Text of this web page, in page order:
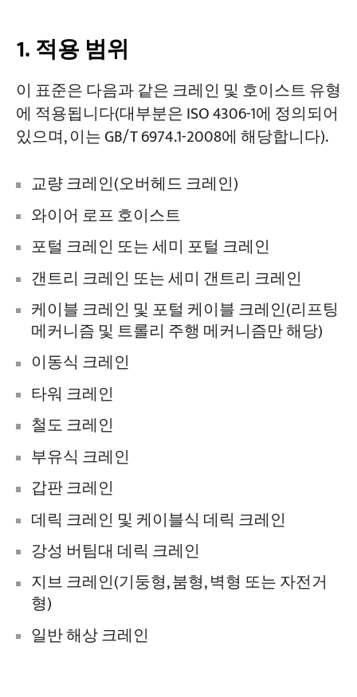
1. 적용 범위
이 표준은 다음과 같은 크레인 및 호이스트 유형
에 적용됩니다(대부분은 ISO 4306-1에 정의되어
있으며, 이는 GB/T 6974.1-2008에 해당합니다).
교량 크레인(오버헤드 크레인)
와이어 로프 호이스트
포털 크레인 또는 세미 포털 크레인
갠트리 크레인 또는 세미 갠트리 크레인
케이블 크레인 및 포털 케이블 크레인(리프팅
메커니즘 및 트롤리 주행 메커니즘만 해당)
이동식 크레인
타워 크레인
철도 크레인
부유식 크레인
갑판 크레인
데릭 크레인 및 케이블식 데릭 크레인
강성 버팀대 데릭 크레인
지브 크레인(기둥형, 붐형, 벽형 또는 자전거
형)
일반 해상 크레인